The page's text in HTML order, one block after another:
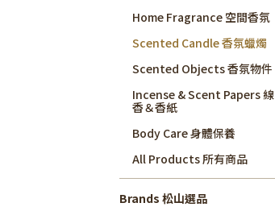
Home Fragrance 空間香氛
Scented Candle 香氛蠟燭
Scented Objects 香氛物件
Incense & Scent Papers 線
香＆香紙
Body Care 身體保養
All Products 所有商品
Brands 松山選品